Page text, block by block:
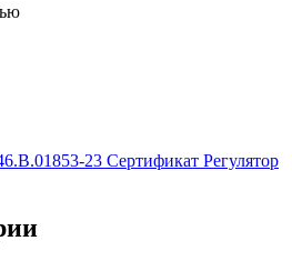
23 Сертификат Регулятор